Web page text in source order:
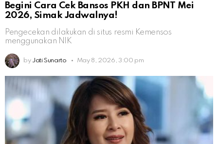
Begini Cara Cek Bansos PKH dan BPNT Mei
2026, Simak Jadwalnya!
Pengecekan dilakukan di situs resmi Kemensos
menggunakan NIK
by Jati Sunarto May 8, 2026, 3:00 pm